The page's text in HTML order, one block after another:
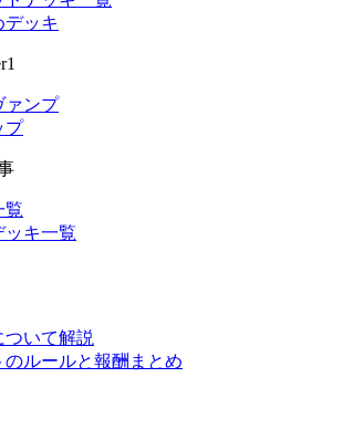
デッキ
ァンプ
プ
覧
ッキ一覧
いて解説
のルールと報酬まとめ